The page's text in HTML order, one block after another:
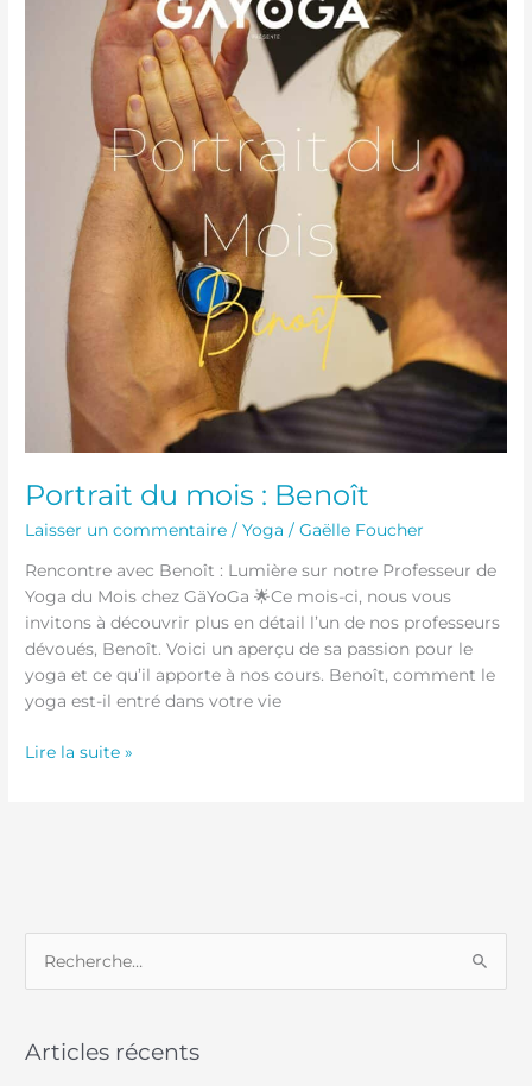
Portrait du mois : Benoît
Laisser un commentaire /Yoga /Gaëlle Foucher
Rencontre avec Benoît : Lumière sur notre Professeur de
Yoga du Mois chez GäYoGa 🌟Ce mois-ci, nous vous
invitons à découvrir plus en détail l’un de nos professeurs
dévoués, Benoît. Voici un aperçu de sa passion pour le
yoga et ce qu’il apporte à nos cours. Benoît, comment le
yoga est-il entré dans votre vie
Lire la suite »
h
Articles récents